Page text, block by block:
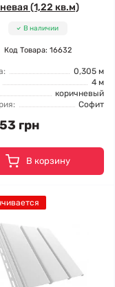
(1,22 кв.м)
В наличии
Код Товара: 16632
0,305 м
4 м
коричневый
Софит
грн
В корзину